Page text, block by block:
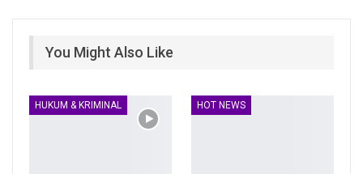
You Might Also Like
HUKUM & KRIMINAL HOT NEWS